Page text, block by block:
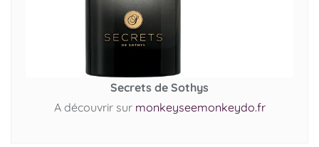
Secrets de Sothys
A découvrir sur monkeyseemonkeydo.fr